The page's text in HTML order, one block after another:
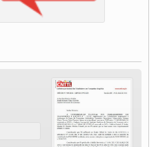
Mulher e o Adoecimento da Classe
DE TRANSPORTE PARA A
NA PANDEMIA
DE TRANSPORTE
DEVEMOS NOS ORGANIZAR?
mas está bem de saúde
que contraem a Covid-19 na